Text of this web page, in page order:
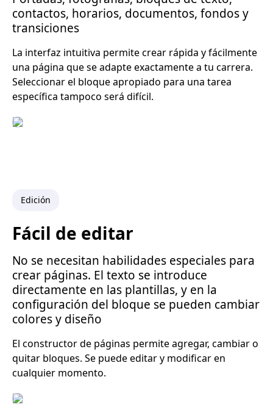
contactos, horarios, documentos, fondos y
transiciones
La interfaz intuitiva permite crear rápida y fácilmente
una página que se adapte exactamente a tu carrera.
Seleccionar el bloque apropiado para una tarea
específica tampoco será difícil.
Edición
Fácil de editar
No se necesitan habilidades especiales para
crear páginas. El texto se introduce
directamente en las plantillas, y en la
configuración del bloque se pueden cambiar
colores y diseño
El constructor de páginas permite agregar, cambiar o
quitar bloques. Se puede editar y modificar en
cualquier momento.